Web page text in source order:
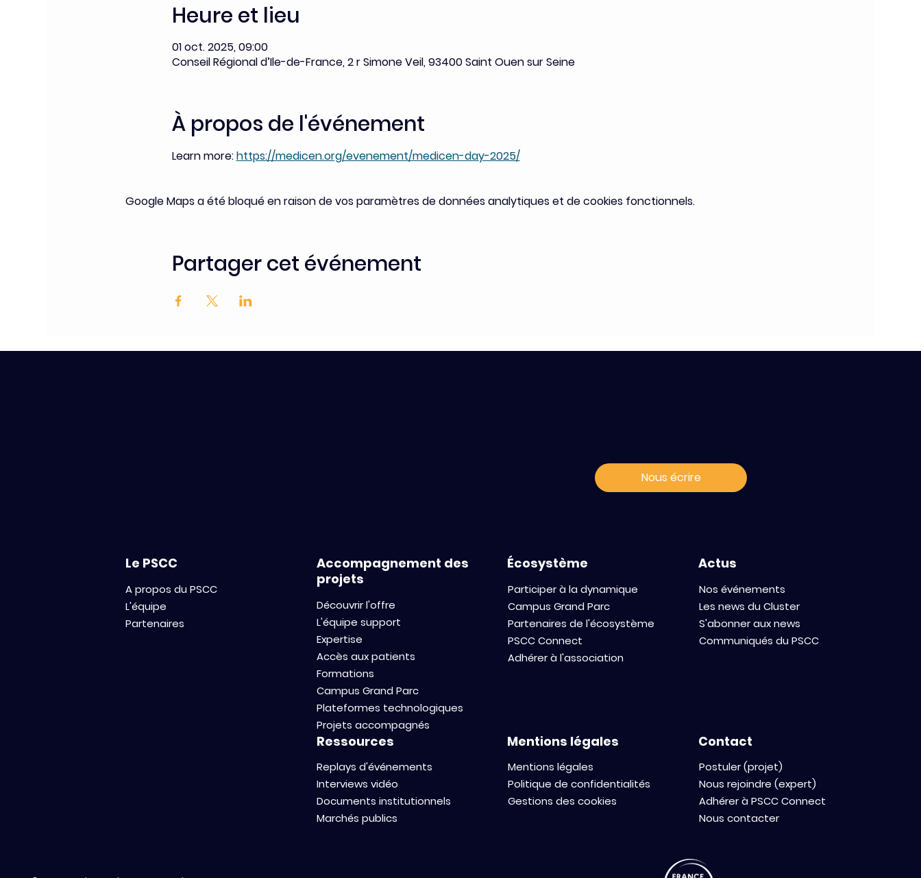
Heure et lieu
01 oct. 2025, 09:00
Conseil Régional d’Ile-de-France, 2 r Simone Veil, 93400 Saint Ouen sur Seine
À propos de l'événement
Learn more: https://medicen.org/evenement/medicen-day-2025/
Google Maps a été bloqué en raison de vos paramètres de données analytiques et de cookies fonctionnels.
Partager cet événement
Nous écrire
Le PSCC
A propos du PSCC
L'équipe
Partenaires
Accompagnement des
projets
Découvrir l'offre
L'équipe support
Expertise
Accès aux patients
Formations
Campus Grand Parc
Plateformes technologiques
Projets accompagnés
Écosystème
Participer à la dynamique
Campus Grand Parc
Partenaires de l'écosystème
PSCC Connect
Adhérer à l'association
Actus
Nos événements
Les news du Cluster
S'abonner aux news
Communiqués du PSCC
Ressources
Replays d'événements
Interviews vidéo
Documents institutionnels
Marchés publics
Mentions légales
Mentions légales
Politique de confidentialités
Gestions des cookies
Contact
Postuler (projet)
Nous rejoindre (expert)
Adhérer à PSCC Connect
Nous contacter